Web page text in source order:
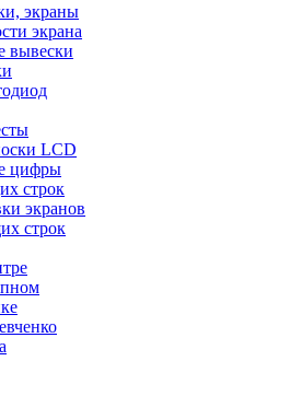
экраны
экрана
вывески
LCD
цифры
строк
экранов
строк